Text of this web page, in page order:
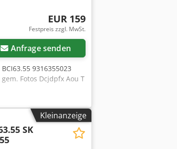
EUR 159
Festpreis zzgl. MwSt.
Anfrage senden
9316355023
Fotos Dcjdpfx Aou T
Kleinanzeige
SK